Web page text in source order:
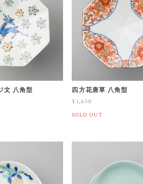
文 八角型
四方花唐草 八角型
¥1,650
SOLD OUT